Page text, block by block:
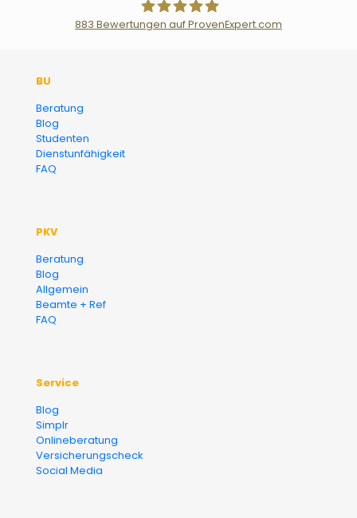
883 Bewertungen auf ProvenExpert.com
BU
Beratung
Blog
Studenten
Dienstunfähigkeit
FAQ
PKV
Beratung
Blog
Allgemein
Beamte + Ref
FAQ
Service
Blog
Simplr
Onlineberatung
Versicherungscheck
Social Media